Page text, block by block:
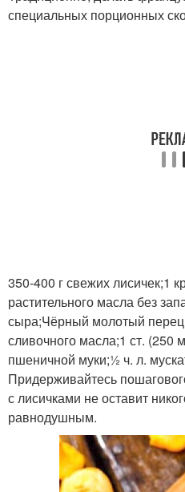
специальных порционных
350-400 г свежих лисичек;1
растительного масла без
сыра;Чёрный молотый перец
сливочного масла;1 ст. (250
пшеничной муки;½ ч. л.
Придерживайтесь
с лисичками не оставит
равнодушным.